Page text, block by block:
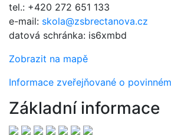
tel.: +420 272 651 133
e-mail: skola@zsbrectanova.cz
datová schránka: is6xmbd
Zobrazit na mapě
Informace zveřejňované o
Základní informace